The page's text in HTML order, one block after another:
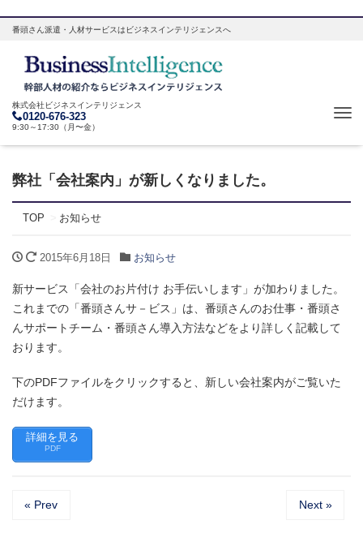
番頭さん派遣・人材サービスはビジネスインテリジェンスへ
株式会社ビジネスインテリジェンス
0120-676-323
9:30～17:30（月〜金）
弊社「会社案内」が新しくなりました。
TOP お知らせ
2015年6月18日 お知らせ
新サービス「会社のお片付け お手伝いします」が加わりました。
これまでの「番頭さんサ－ビス」は、番頭さんのお仕事・番頭さ
んサポートチーム・番頭さん導入方法などをより詳しく記載して
おります。
下のPDFファイルをクリックすると、新しい会社案内がご覧いた
だけます。
詳細を見る
PDF
« Prev Next »